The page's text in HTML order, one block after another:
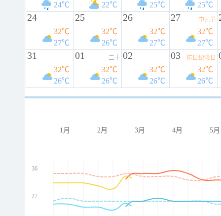
24℃
22℃
25℃
25℃
24
32℃
27℃
25
32℃
26℃
26
32℃
27℃
27 中元节
32℃
27℃
31
32℃
26℃
01 二十
32℃
26℃
02
32℃
26℃
03 抗日纪念日
32℃
26℃
1月 2月 3月 4月 5月
36
27